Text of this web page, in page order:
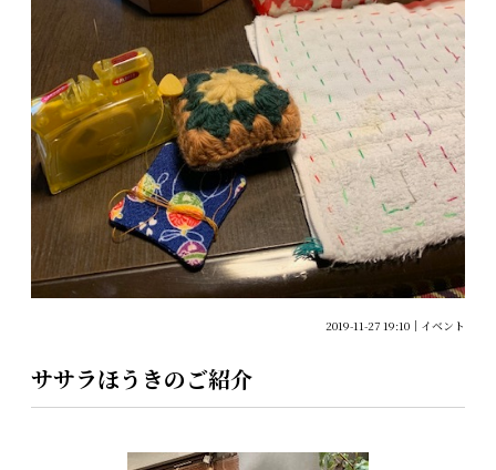
2019-11-27 19:10 イベント
ササラほうきのご紹介